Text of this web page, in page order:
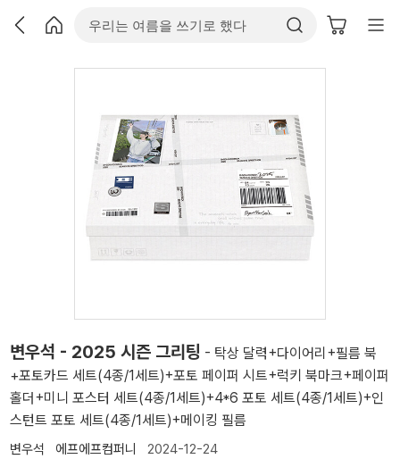
변우석 - 2025 시즌 그리팅 - 탁상 달력+다이어리+필름 북
+포토카드 세트(4종/1세트)+포토 페이퍼 시트+럭키 북마크+페이퍼
홀더+미니 포스터 세트(4종/1세트)+4*6 포토 세트(4종/1세트)+인
스턴트 포토 세트(4종/1세트)+메이킹 필름
변우석 에프에프컴퍼니 2024-12-24